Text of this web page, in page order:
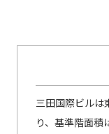
三田国際ビルは
り、基準階面積